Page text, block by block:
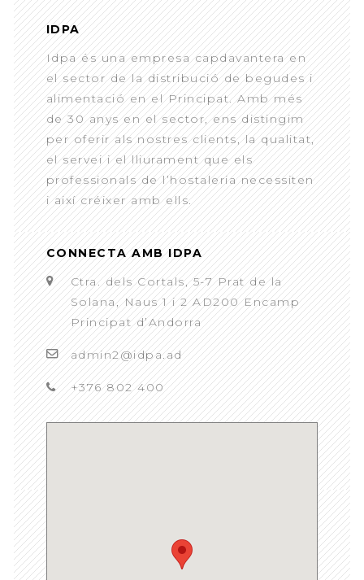
IDPA
Idpa és una empresa capdavantera en
el sector de la distribució de begudes i
alimentació en el Principat. Amb més
de 30 anys en el sector, ens distingim
per oferir als nostres clients, la qualitat,
el servei i el lliurament que els
professionals de l’hostaleria necessiten
i així créixer amb ells.
CONNECTA AMB IDPA
Ctra. dels Cortals, 5-7 Prat de la
Solana, Naus 1 i 2 AD200 Encamp
Principat d’Andorra
admin2@idpa.ad
+376 802 400